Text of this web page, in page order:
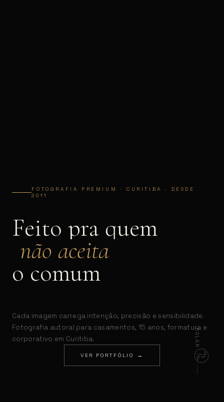
FOTOGRAFIA PREMIUM · CURITIBA · DESDE
2011
Feito pra quem
não aceita
o comum
Cada imagem carrega intenção, precisão e sensibilidade.
Fotografia autoral para casamentos, 15 anos, formatura e
corporativo em Curitiba.
VER PORTFÓLIO →
ROLAR